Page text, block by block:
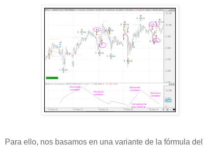
Para ello, nos basamos en una variante de la fórmula del